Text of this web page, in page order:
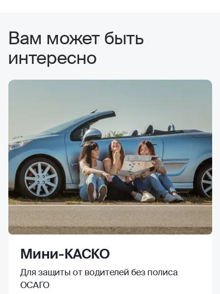
Вам может быть
интересно
Мини-КАСКО
Для защиты от водителей без полиса
ОСАГО